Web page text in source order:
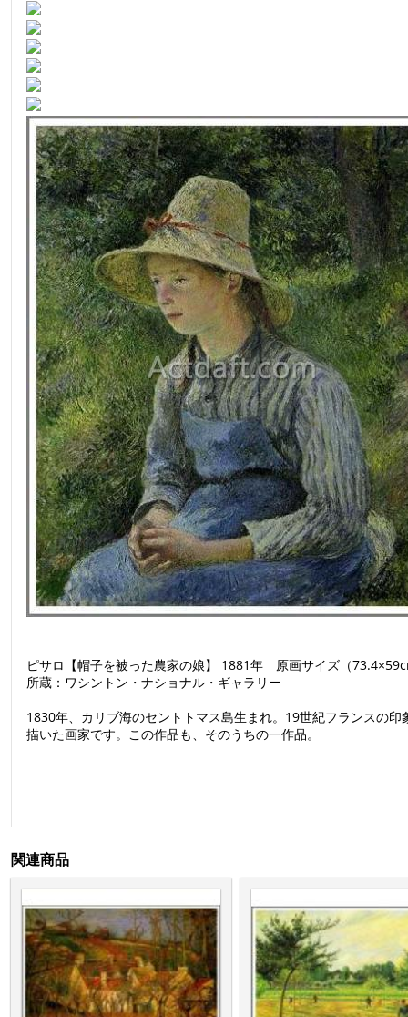
ピサロ【帽子を被った農家の娘】 1881年 原画サイズ（
所蔵：ワシントン・ナショナル・ギャラリー
1830年、カリブ海のセントトマス島生まれ。19世紀フランスの
描いた画家です。この作品も、そのうちの一作品。
関連商品